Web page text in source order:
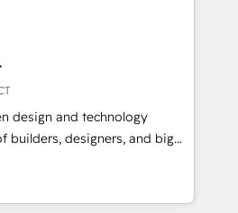
building end-to-
CRM, AI automation,
content, and digital
team works in Spanish,
to design scalable strategies
• 10+
• Top 3 Partner of the
2024, 2025. • Partner of the
design and technology
builders, designers, and big
design, and
fueled by curiosity—to turn
challenges into meaningful